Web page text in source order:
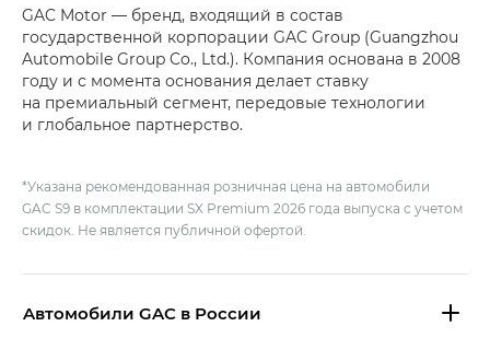
GAC Motor — бренд, входящий в состав
государственной корпорации GAC Group (Guangzhou
Automobile Group Co., Ltd.). Компания основана в 2008
году и с момента основания делает ставку
на премиальный сегмент, передовые технологии
и глобальное партнерство.
*Указана рекомендованная розничная цена на автомобили
GAC S9 в комплектации SX Premium 2026 года выпуска с учетом
скидок. Не является публичной офертой.
Aвтомобили GAC в России